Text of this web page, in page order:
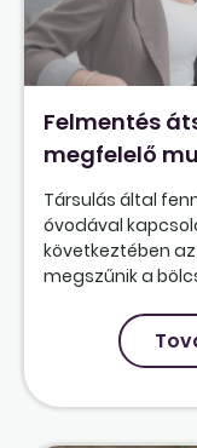
Felmentés
megfelelő
Társulás által
óvodával
következtében
megszűnik a